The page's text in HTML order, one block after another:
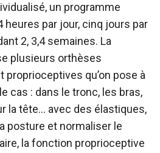
un programme
par jour, cinq jours par
2, 3,4 semaines. La
plusieurs orthèses
proprioceptives qu’on pose à
cas : dans le tronc, les bras,
la tête… avec des élastiques,
posture et normaliser le
la fonction proprioceptive